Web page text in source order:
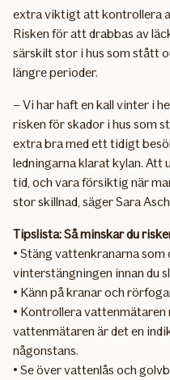
extra viktigt att kontrollera
Risken för att drabbas av
särskilt stor i hus som stått
längre perioder.
– Vi har haft en kall vinter i
risken för skador i hus som
extra bra med ett tidigt
ledningarna klarat kylan. Att
tid, och vara försiktig när
stor skillnad, säger Sara
Tipslista: Så minskar du
• Stäng vattenkranarna som
vinterstängningen innan du
• Känn på kranar och
• Kontrollera vattenmätaren
vattenmätaren är det en
någonstans.
• Se över vattenlås och